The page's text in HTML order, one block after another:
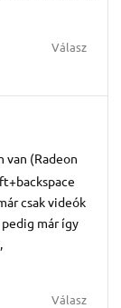
Válasz
van (Radeon
csak videók
már így
Válasz